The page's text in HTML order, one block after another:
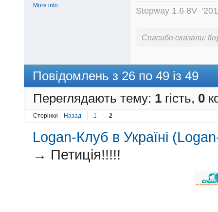
More info
Stepway 1.6 8V
Спасибо сказали:
Повідомлень з 26 по 49 із 49
Переглядають тему: 1 гість, 0
Сторінки Назад 1 2
Logan-Клуб в Україні
→ Петиція!!!!!